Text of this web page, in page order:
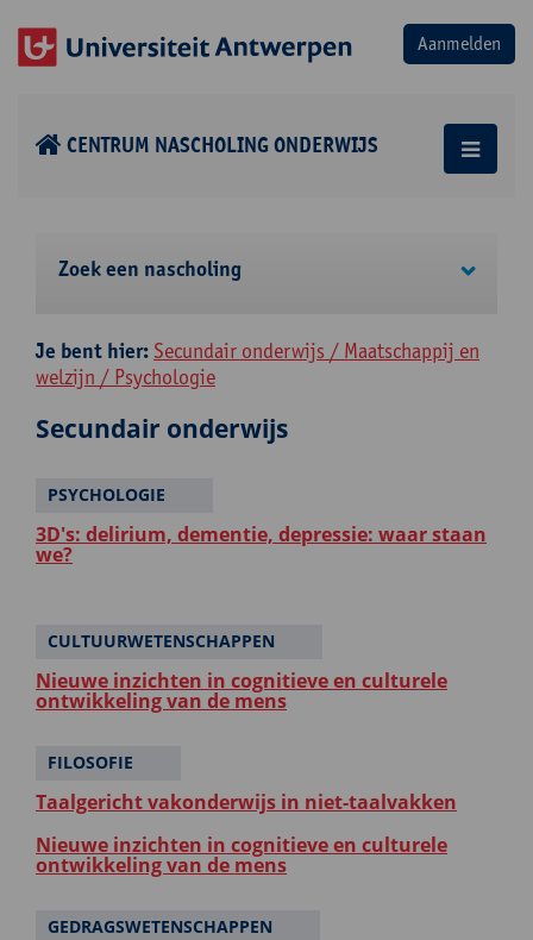
CENTRUM NASCHOLING ONDERWIJS
Zoek een nascholing
Je bent hier: Secundair onderwijs / Maatschappij en
welzijn / Psychologie
Secundair onderwijs
PSYCHOLOGIE
3D's: delirium, dementie, depressie: waar staan
we?
CULTUURWETENSCHAPPEN
Nieuwe inzichten in cognitieve en culturele
ontwikkeling van de mens
FILOSOFIE
Taalgericht vakonderwijs in niet-taalvakken
Nieuwe inzichten in cognitieve en culturele
ontwikkeling van de mens
GEDRAGSWETENSCHAPPEN